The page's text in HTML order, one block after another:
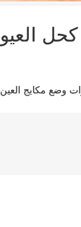
وضع مكايج العين